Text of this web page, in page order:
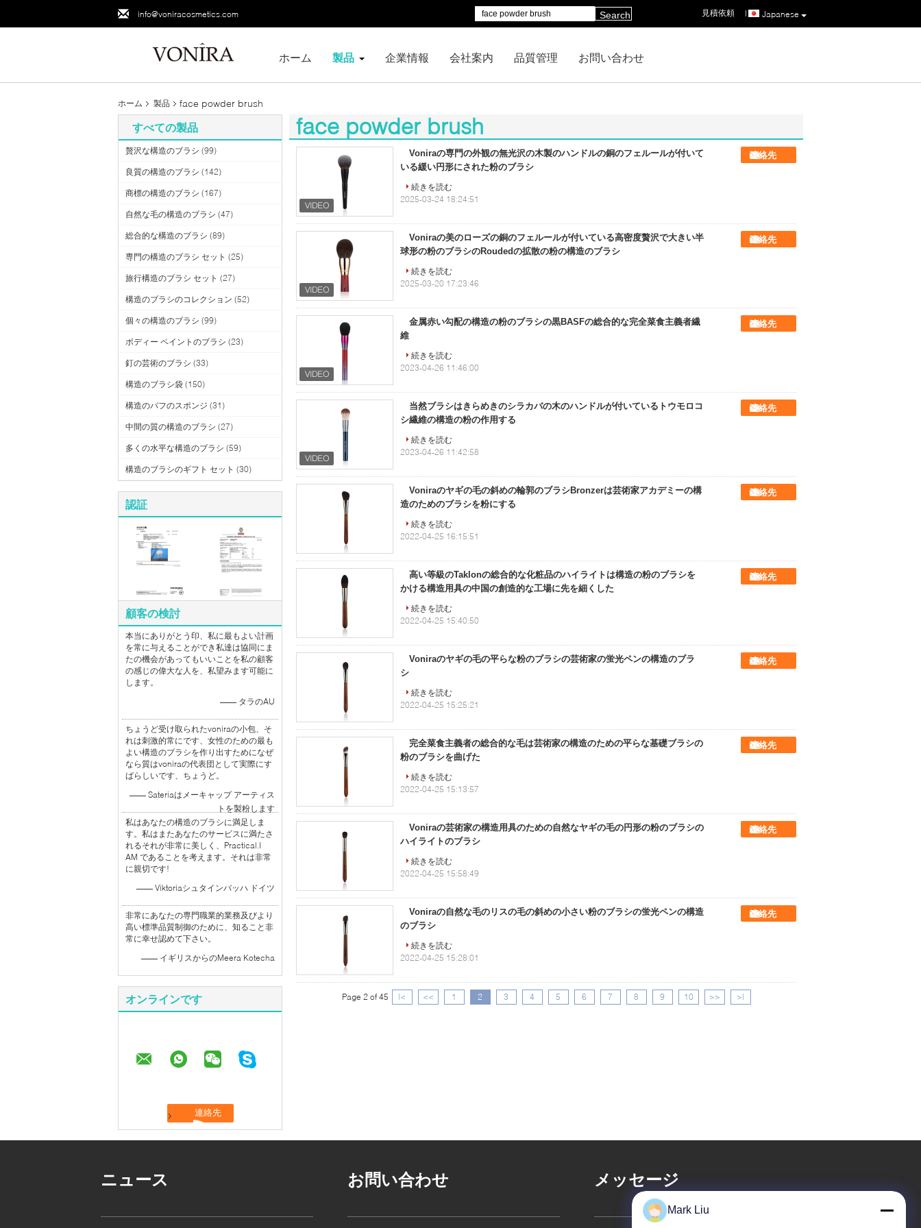
info@voniracosmetics.com Japanese
見積依頼 |
Search
ホーム 製品 企業情報 会社案内 品質管理 お問い合わせ
ホーム 製品 face powder brush
すべての製品
贅沢な構造のブラシ (99)
良質の構造のブラシ (142)
商標の構造のブラシ (167)
自然な毛の構造のブラシ (47)
総合的な構造のブラシ (89)
専門の構造のブラシ セット (25)
旅行構造のブラシ セット (27)
構造のブラシのコレクション (52)
個々の構造のブラシ (99)
ボディー ペイントのブラシ (23)
釘の芸術のブラシ (33)
構造のブラシ袋 (150)
構造のパフのスポンジ (31)
中間の質の構造のブラシ (27)
多くの水平な構造のブラシ (59)
構造のブラシのギフト セット (30)
認証
顧客の検討
本当にありがとう印、私に最もよい計画
を常に与えることができ私達は協同にま
たの機会があってもいいことを私の顧客
の感じの偉大な人を、私望みます可能に
します。
—— タラのAU
ちょうど受け取られたvoniraの小包、そ
れは刺激的常にです、女性のための最も
よい構造のブラシを作り出すためになぜ
なら質はvoniraの代表団として実際にす
ばらしいです、ちょうど。
—— Sateriaはメーキャップ アーティス
トを製粉します
私はあなたの構造のブラシに満足しま
す。私はまたあなたのサービスに満たさ
れるそれが非常に美しく、Practical.I
AM であることを考えます。それは非常
に親切です!
—— Viktoriaシュタインバッハ ドイツ
非常にあなたの専門職業的業務及びより
高い標準品質制御のために、知ること非
常に幸せ認めて下さい。
—— イギリスからのMeera Kotecha
オンラインです
face powder brush
(441)
Voniraの専門の外観の無光沢の木製のハンドルの銅のフェルールが付いて
いる緩い円形にされた粉のブラシ
連絡先
続きを読む
2025-03-24 18:24:51
Voniraの美のローズの銅のフェルールが付いている高密度贅沢で大きい半
球形の粉のブラシのRoudedの拡散の粉の構造のブラシ
連絡先
続きを読む
2025-03-20 17:23:46
金属赤い勾配の構造の粉のブラシの黒BASFの総合的な完全菜食主義者繊
維
連絡先
続きを読む
2023-04-26 11:46:00
当然ブラシはきらめきのシラカバの木のハンドルが付いているトウモロコ
シ繊維の構造の粉の作用する
連絡先
続きを読む
2023-04-26 11:42:58
Voniraのヤギの毛の斜めの輪郭のブラシBronzerは芸術家アカデミーの構
造のためのブラシを粉にする
連絡先
続きを読む
2022-04-25 16:15:51
高い等級のTaklonの総合的な化粧品のハイライトは構造の粉のブラシを
かける構造用具の中国の創造的な工場に先を細くした
連絡先
続きを読む
2022-04-25 15:40:50
Voniraのヤギの毛の平らな粉のブラシの芸術家の蛍光ペンの構造のブラ
シ
連絡先
続きを読む
2022-04-25 15:25:21
完全菜食主義者の総合的な毛は芸術家の構造のための平らな基礎ブラシの
粉のブラシを曲げた
連絡先
続きを読む
2022-04-25 15:13:57
Voniraの芸術家の構造用具のための自然なヤギの毛の円形の粉のブラシの
ハイライトのブラシ
連絡先
続きを読む
2022-04-25 15:58:49
Voniraの自然な毛のリスの毛の斜めの小さい粉のブラシの蛍光ペンの構造
のブラシ
連絡先
続きを読む
2022-04-25 15:28:01
Page 2 of 45 |< << 1 2 3 4 5 6 7 8 9 10 >> >|
ニュース お問い合わせ メッセージ
Mark Liu